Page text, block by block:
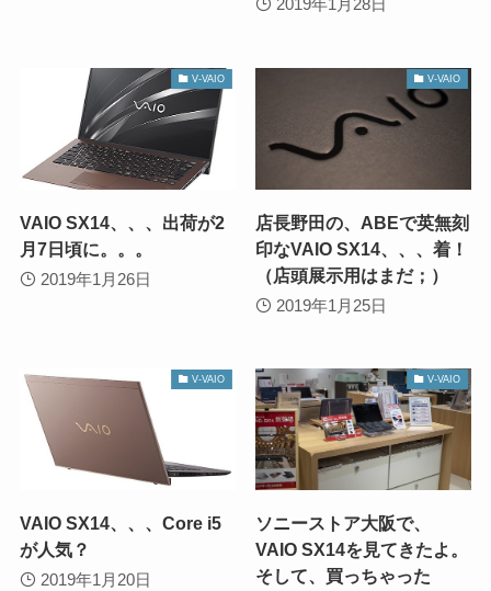
2019年1月28日
V-VAIO
VAIO SX14、、、出荷が2
月7日頃に。。。
2019年1月26日
V-VAIO
店長野田の、ABEで英無刻
印なVAIO SX14、、、着！
（店頭展示用はまだ；）
2019年1月25日
V-VAIO
VAIO SX14、、、Core i5
が人気？
2019年1月20日
V-VAIO
ソニーストア大阪で、
VAIO SX14を見てきたよ。
そして、買っちゃった